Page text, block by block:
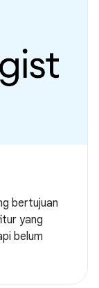
bertujuan
yang
belum